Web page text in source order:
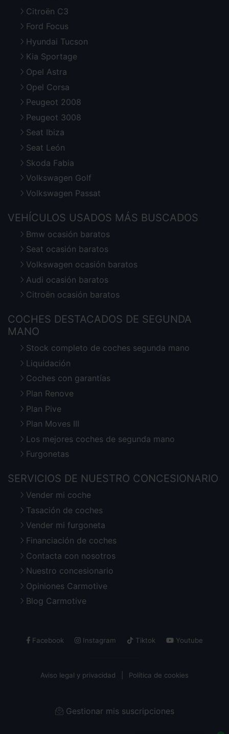
Citroën C3
Ford Focus
Hyundai Tucson
Kia Sportage
Opel Astra
Opel Corsa
Peugeot 2008
Peugeot 3008
Seat Ibiza
Seat León
Skoda Fabia
Volkswagen Golf
Volkswagen Passat
VEHÍCULOS USADOS MÁS BUSCADOS
Bmw ocasión baratos
Seat ocasión baratos
Volkswagen ocasión baratos
Audi ocasión baratos
Citroën ocasión baratos
COCHES DESTACADOS DE SEGUNDA
MANO
Stock completo de coches segunda mano
Liquidación
Coches con garantías
Plan Renove
Plan Pive
Plan Moves III
Los mejores coches de segunda mano
Furgonetas
SERVICIOS DE NUESTRO CONCESIONARIO
Vender mi coche
Tasación de coches
Vender mi furgoneta
Financiación de coches
Contacta con nosotros
Nuestro concesionario
Opiniones Carmotive
Blog Carmotive
Facebook Instagram Tiktok Youtube
Aviso legal y privacidad Política de cookies
Gestionar mis suscripciones